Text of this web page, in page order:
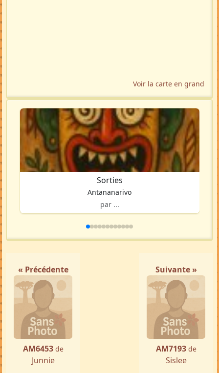
Voir la carte en grand
Sorties
Antananarivo
par ...
« Précédente
AM6453 de
Junnie
Suivante »
AM7193 de
Sislee